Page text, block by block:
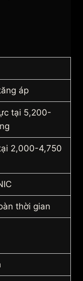
áp
tại 5,200-
2,000-4,750
thời gian